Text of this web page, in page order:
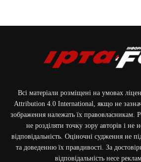
Всі матеріали розміщені на умовах
Attribution 4.0 International, якщо не
зображення належать їх правовласникам.
не розділяти точку зору авторів і не
відповідальність. Оціночні судження не
та доведенню їх правдивості. За
відповідальність несе